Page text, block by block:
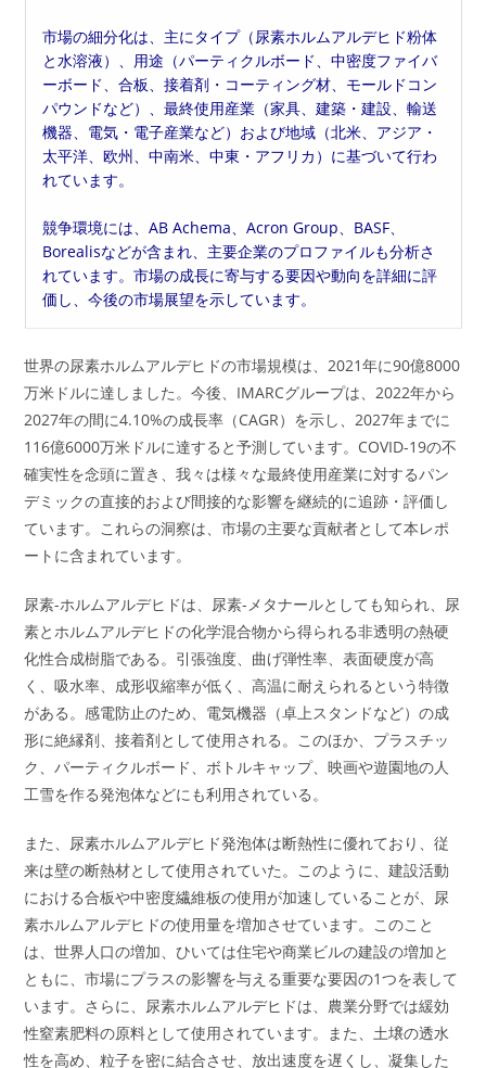
市場の細分化は、主にタイプ（尿素ホルムアルデヒド粉体
と水溶液）、用途（パーティクルボード、中密度ファイバ
ーボード、合板、接着剤・コーティング材、モールドコン
パウンドなど）、最終使用産業（家具、建築・建設、輸送
機器、電気・電子産業など）および地域（北米、アジア・
太平洋、欧州、中南米、中東・アフリカ）に基づいて行わ
れています。
競争環境には、AB Achema、Acron Group、BASF、
Borealisなどが含まれ、主要企業のプロファイルも分析さ
れています。市場の成長に寄与する要因や動向を詳細に評
価し、今後の市場展望を示しています。
世界の尿素ホルムアルデヒドの市場規模は、2021年に90億8000
万米ドルに達しました。今後、IMARCグループは、2022年から
2027年の間に4.10%の成長率（CAGR）を示し、2027年までに
116億6000万米ドルに達すると予測しています。COVID-19の不
確実性を念頭に置き、我々は様々な最終使用産業に対するパン
デミックの直接的および間接的な影響を継続的に追跡・評価し
ています。これらの洞察は、市場の主要な貢献者として本レポ
ートに含まれています。
尿素-ホルムアルデヒドは、尿素-メタナールとしても知られ、尿
素とホルムアルデヒドの化学混合物から得られる非透明の熱硬
化性合成樹脂である。引張強度、曲げ弾性率、表面硬度が高
く、吸水率、成形収縮率が低く、高温に耐えられるという特徴
がある。感電防止のため、電気機器（卓上スタンドなど）の成
形に絶縁剤、接着剤として使用される。このほか、プラスチッ
ク、パーティクルボード、ボトルキャップ、映画や遊園地の人
工雪を作る発泡体などにも利用されている。
また、尿素ホルムアルデヒド発泡体は断熱性に優れており、従
来は壁の断熱材として使用されていた。このように、建設活動
における合板や中密度繊維板の使用が加速していることが、尿
素ホルムアルデヒドの使用量を増加させています。このこと
は、世界人口の増加、ひいては住宅や商業ビルの建設の増加と
ともに、市場にプラスの影響を与える重要な要因の1つを表して
います。さらに、尿素ホルムアルデヒドは、農業分野では緩効
性窒素肥料の原料として使用されています。また、土壌の透水
性を高め、粒子を密に結合させ、放出速度を遅くし、凝集した